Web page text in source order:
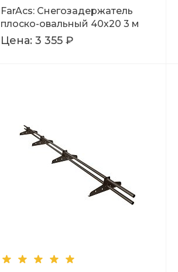
FarAcs: Снегозадержатель
плоско-овальный 40х20 3 м
Ral 7004
Цена:3 355 ₽